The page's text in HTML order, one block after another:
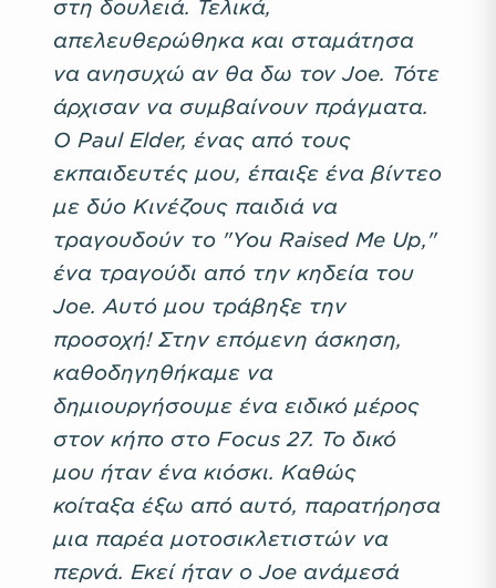
στη δουλειά. Τελικά,
απελευθερώθηκα και σταμάτησα
να ανησυχώ αν θα δω τον Joe. Τότε
άρχισαν να συμβαίνουν πράγματα.
Ο Paul Elder, ένας από τους
εκπαιδευτές μου, έπαιξε ένα βίντεο
με δύο Κινέζους παιδιά να
τραγουδούν το "You Raised Me Up,"
ένα τραγούδι από την κηδεία του
Joe. Αυτό μου τράβηξε την
προσοχή! Στην επόμενη άσκηση,
καθοδηγηθήκαμε να
δημιουργήσουμε ένα ειδικό μέρος
στον κήπο στο Focus 27. Το δικό
μου ήταν ένα κιόσκι. Καθώς
κοίταξα έξω από αυτό, παρατήρησα
μια παρέα μοτοσικλετιστών να
περνά. Εκεί ήταν ο Joe ανάμεσά